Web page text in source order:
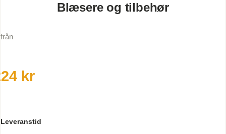
Blæsere og tilbehør
från
kr
Leveranstid